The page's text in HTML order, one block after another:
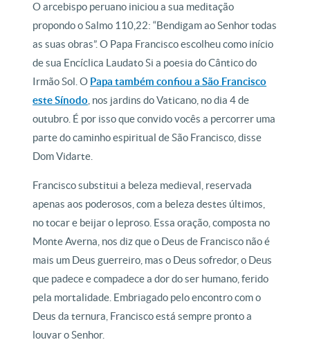
O arcebispo peruano iniciou a sua meditação
propondo o Salmo 110,22: “Bendigam ao Senhor todas
as suas obras”. O Papa Francisco escolheu como início
de sua Encíclica Laudato Si a poesia do Cântico do
Irmão Sol. O Papa também confiou a São Francisco
este Sínodo , nos jardins do Vaticano, no dia 4 de
outubro. É por isso que convido vocês a percorrer uma
parte do caminho espiritual de São Francisco, disse
Dom Vidarte.
Francisco substitui a beleza medieval, reservada
apenas aos poderosos, com a beleza destes últimos,
no tocar e beijar o leproso. Essa oração, composta no
Monte Averna, nos diz que o Deus de Francisco não é
mais um Deus guerreiro, mas o Deus sofredor, o Deus
que padece e compadece a dor do ser humano, ferido
pela mortalidade. Embriagado pelo encontro com o
Deus da ternura, Francisco está sempre pronto a
louvar o Senhor.